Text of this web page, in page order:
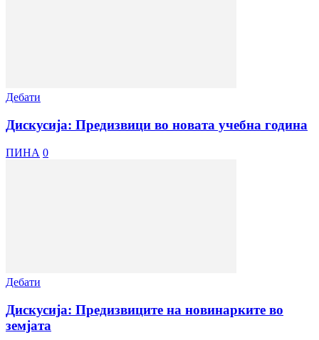
Дебати
Дискусија: Предизвици во новата учебна година
ПИНА 0
Дебати
Дискусија: Предизвиците на новинарките во
земјата